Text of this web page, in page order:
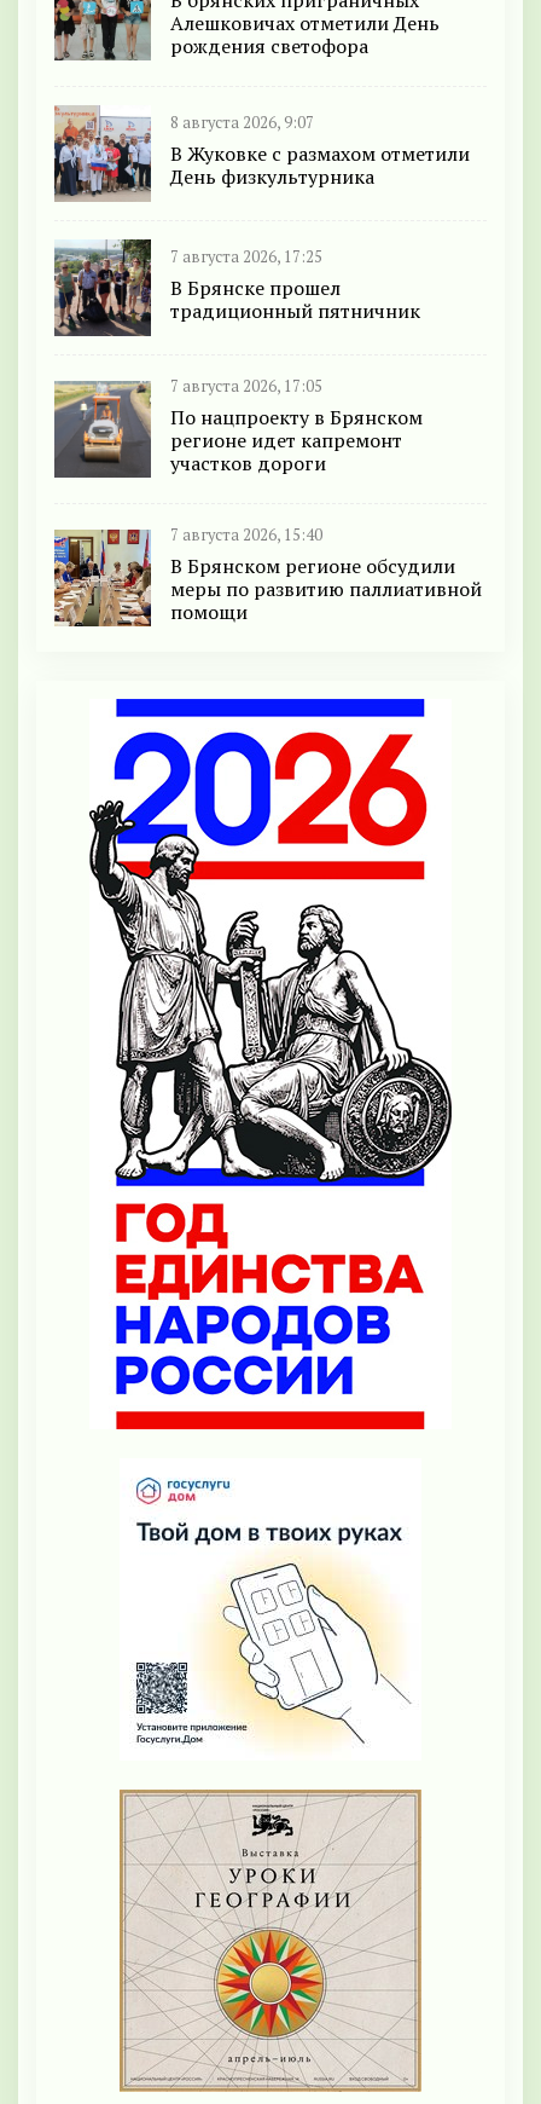
Алешковичах отметили День
рождения светофора
8 августа 2026, 9:07
В Жуковке с размахом отметили
День физкультурника
7 августа 2026, 17:25
В Брянске прошел
традиционный пятничник
7 августа 2026, 17:05
По нацпроекту в Брянском
регионе идет капремонт
участков дороги
7 августа 2026, 15:40
В Брянском регионе обсудили
меры по развитию паллиативной
помощи